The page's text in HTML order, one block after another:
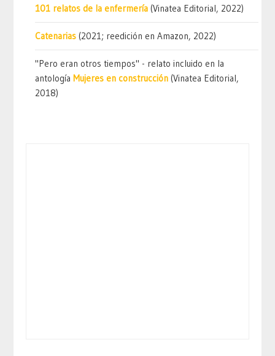
101 relatos de la enfermería (Vinatea Editorial, 2022)
Catenarias (2021; reedición en Amazon, 2022)
"Pero eran otros tiempos" - relato incluido en la
antología Mujeres en construcción (Vinatea Editorial,
2018)